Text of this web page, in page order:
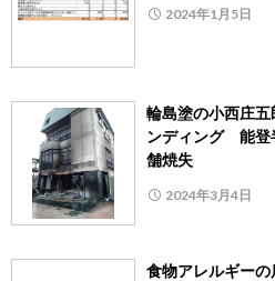
2024年1月5日
輪島塗の小西庄
ンディング 能登
舗焼失
2024年3月4日
食物アレルギー